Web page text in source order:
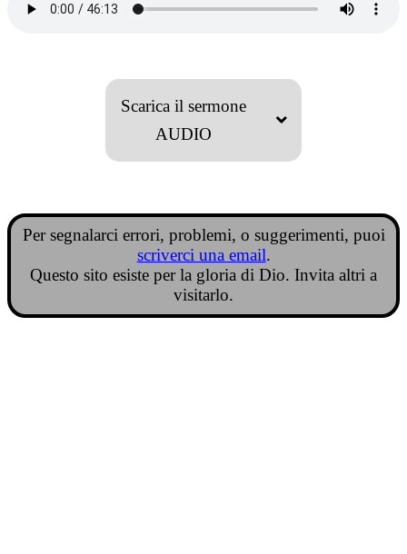
Scarica il sermone
AUDIO
Per segnalarci errori, problemi, o suggerimenti, puoi
scriverci una email.
Questo sito esiste per la gloria di Dio. Invita altri a
visitarlo.